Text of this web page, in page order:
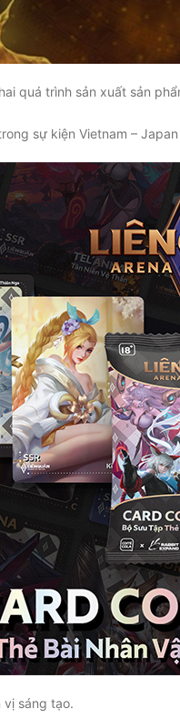
quá trình sản xuất sản
sự kiện Vietnam –
vị sáng tạo.